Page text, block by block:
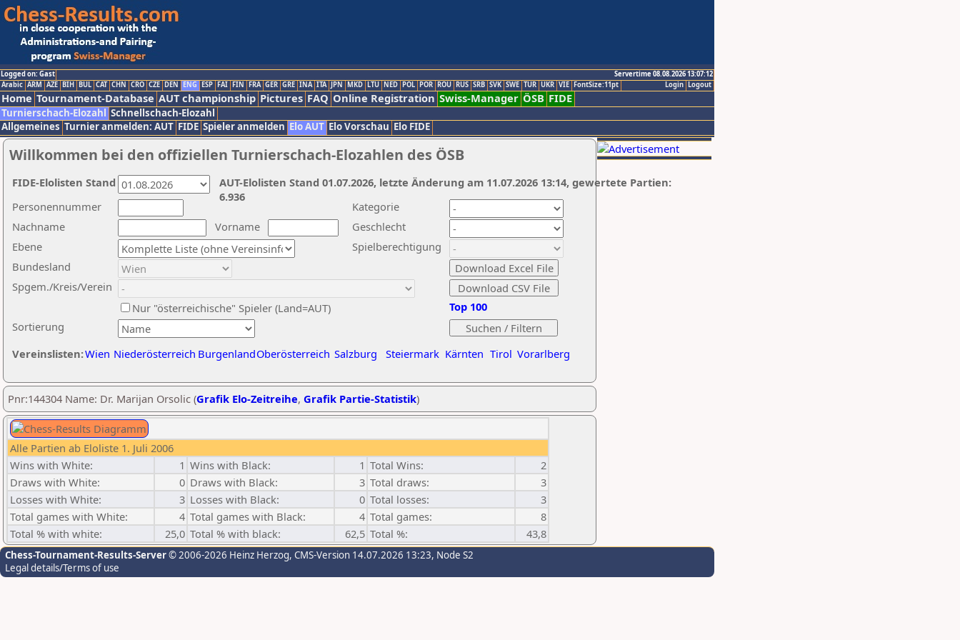
Logged on: Gast
Servertime 08.08.2026 13:07:12
Logout
Login
Arabic ARM AZE BIH BUL CAT CHN CRO CZE DEN ENG ESP FAI FIN FRA GER GRE INA ITA JPN MKD LTU NED POL POR ROU RUS SRB SVK SWE TUR UKR VIE FontSize:11pt
Home Tournament-Database AUT championship Pictures FAQ Online Registration Swiss-Manager ÖSB FIDE
Turnierschach-Elozahl Schnellschach-Elozahl
Allgemeines Turnier anmelden: AUT FIDE Spieler anmelden Elo AUT Elo Vorschau Elo FIDE
Willkommen bei den offiziellen Turnierschach-Elozahlen des ÖSB
Nachname
Vorname
Ebene
Kategorie
Sortierung
Personennummer
Bundesland
Spgem./Kreis/Verein
Geschlecht
Nur "österreichische" Spieler (Land=AUT)
Spielberechtigung
Vereinslisten:Wien Niederösterreich BurgenlandOberösterreich Salzburg Steiermark Kärnten Tirol Vorarlberg
Top 100
AUT-Elolisten Stand 01.07.2026, letzte Änderung am 11.07.2026 13:14, gewertete Partien:
6.936
FIDE-Elolisten Stand
Pnr:144304 Name: Dr. Marijan Orsolic (Grafik Elo-Zeitreihe, Grafik Partie-Statistik)
Alle Partien ab Eloliste 1. Juli 2006
Wins with White:
1 Wins with Black: 1 Total Wins:
2
Draws with White:
0 Draws with Black: 3 Total draws:
3
Losses with White:
3 Losses with Black: 0 Total losses:
3
Total games with White:
4 Total games with Black: 4 Total games:
8
Total % with white:
25,0 Total % with black: 62,5 Total %: 43,8
Chess-Tournament-Results-Server© 2006-2026 Heinz Herzog, CMS-Version 14.07.2026 13:23, Node S2
Legal details/Terms of use